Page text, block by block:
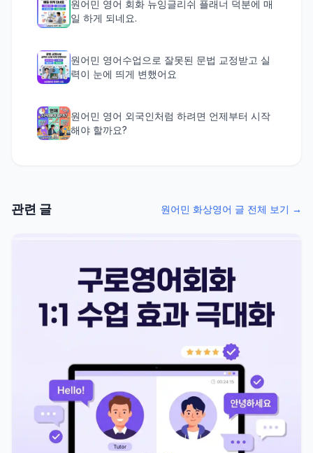
원어민 영어 회화 뉴잉글리쉬 플래너 덕분에 매
일 하게 되네요.
원어민 영어수업으로 잘못된 문법 교정받고 실
력이 눈에 띄게 변했어요
원어민 영어 외국인처럼 하려면 언제부터 시작
해야 할까요?
관련 글 원어민 화상영어 글 전체 보기 →